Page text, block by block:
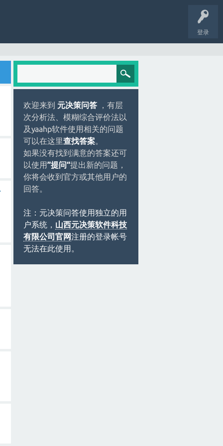
登录
欢迎来到 元决策问答
，有层
次分析法、模糊综合评价法以
及yaahp软件使用相关的问题
可以在这里查找答案。
如果没有找到满意的答案还可
以使用”提问“提出新的问题，
你将会收到官方或其他用户的
回答。
注：元决策问答使用独立的用
户系统， 山西元决策软件科技
有限公司官网注册的登录帐号
无法在此使用。